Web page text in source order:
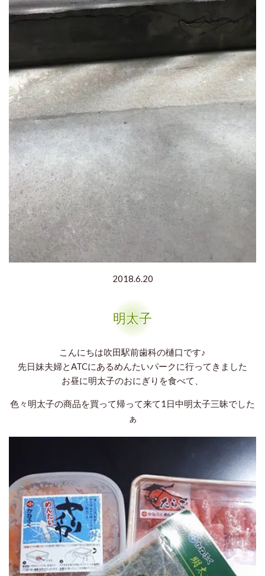
2018.6.20
明太子
こんにちは吹田駅前歯科の樋口です♪
先日妹夫婦とATCにあるめんたいパークに行ってきました
お昼に明太子のおにぎりを食べて、
色々明太子の商品を買って帰って来て1日中明太子三昧でした
ぁ